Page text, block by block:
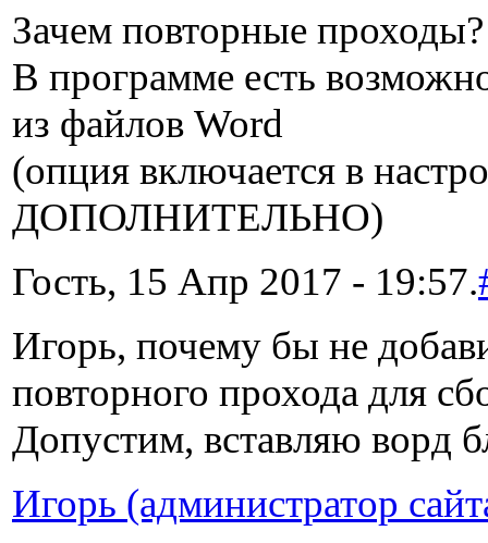
Зачем повторные проходы?
В программе есть
из файлов Word
(опция включается в
ДОПОЛНИТЕЛЬНО)
Гость, 15 Апр 2017 - 19:57.
Игорь, почему бы не
повторного прохода для
Допустим, вставляю ворд
Игорь (администратор